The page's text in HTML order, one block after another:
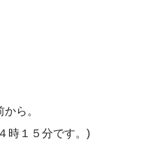
ら。
５分です。)